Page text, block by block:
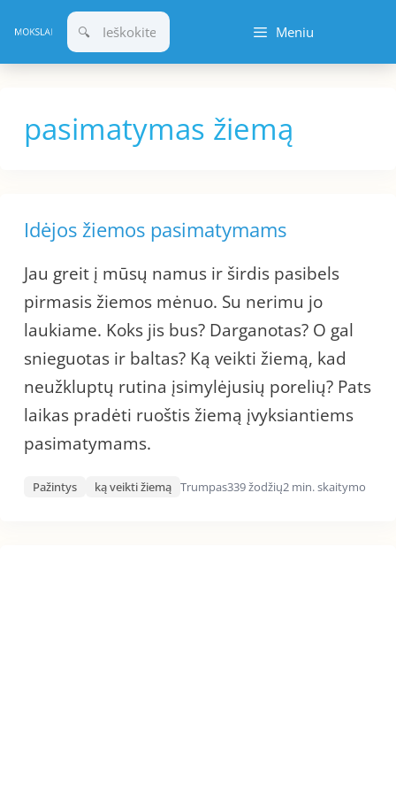
prie
turinio
Meniu
pasimatymas žiemą
Idėjos žiemos pasimatymams
Jau greit į mūsų namus ir širdis pasibels
pirmasis žiemos mėnuo. Su nerimu jo
laukiame. Koks jis bus? Darganotas? O gal
snieguotas ir baltas? Ką veikti žiemą, kad
neužkluptų rutina įsimylėjusių porelių? Pats
laikas pradėti ruoštis žiemą įvyksiantiems
pasimatymams.
Pažintys ką veikti žiemą Trumpas339 žodžių2 min. skaitymo